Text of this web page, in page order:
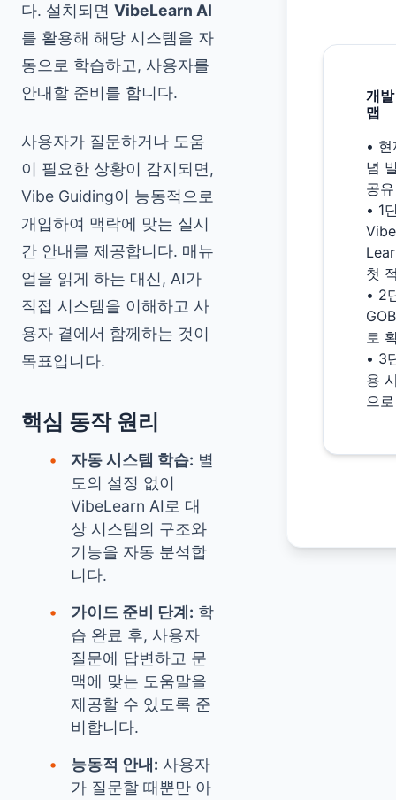
다. 설치되면 VibeLearn AI
를 활용해 해당 시스템을 자
동으로 학습하고, 사용자를
안내할 준비를 합니다.
사용자가 질문하거나 도움
이 필요한 상황이 감지되면,
Vibe Guiding이 능동적으로
개입하여 맥락에 맞는 실시
간 안내를 제공합니다. 매뉴
얼을 읽게 하는 대신, AI가
직접 시스템을 이해하고 사
용자 곁에서 함께하는 것이
목표입니다.
핵심 동작 원리
자동 시스템 학습: 별
도의 설정 없이
VibeLearn AI로 대
상 시스템의 구조와
기능을 자동 분석합
니다.
가이드 준비 단계: 학
습 완료 후, 사용자
질문에 답변하고 문
맥에 맞는 도움말을
제공할 수 있도록 준
비합니다.
능동적 안내: 사용자
가 질문할 때뿐만 아
개
맵
•
념
공
• 1
Vibe
첫
• 2
로
• 3
용
으